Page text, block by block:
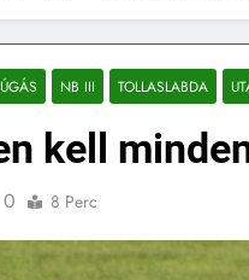
NB III TOLLASLABDA
kell
0 8 Perc